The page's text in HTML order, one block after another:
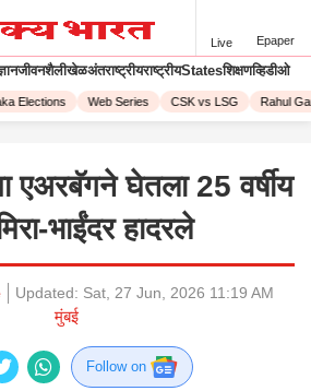
Live Epaper
जीवनशैलीखेळअंतराष्ट्रीयराष्ट्रीयStatesशिक्षणव्हिडीओ
Elections Web Series CSK vs LSG Rahul
एअरबॅगने घेतला 25 वर्षीय
भाईंदर हादरले
Updated: Sat, 27 Jun, 2026 11:19 AM
मुंबई
Follow on